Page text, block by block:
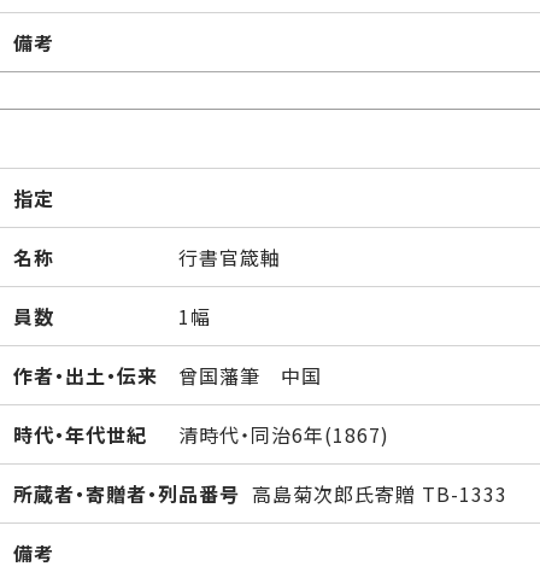
備考
指定
名称 行書官箴軸
員数 1幅
作者・出土・伝来 曾国藩筆 中国
時代・年代世紀 清時代・同治6年(1867)
所蔵者・寄贈者・列品番号 高島菊次郎氏寄贈 TB-1333
備考